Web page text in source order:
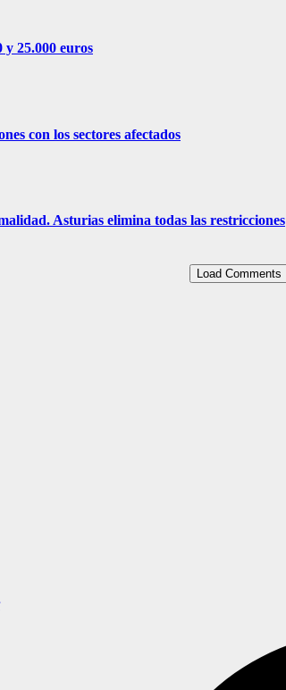
25.000 euros
con los sectores afectados
Asturias elimina todas las restricciones
Load Comments